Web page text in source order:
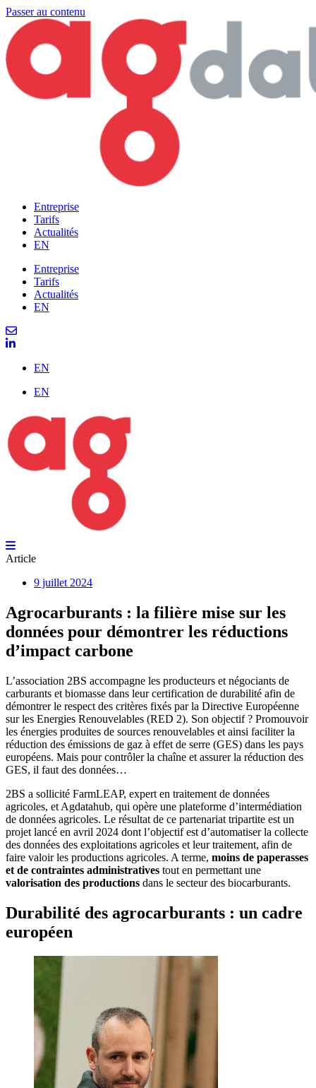
Passer au contenu
Entreprise
Tarifs
Actualités
EN
Entreprise
Tarifs
Actualités
EN
EN
EN
Article
9 juillet 2024
Agrocarburants : la filière mise sur les
données pour démontrer les réductions
d’impact carbone
L’association 2BS accompagne les producteurs et négociants de
carburants et biomasse dans leur certification de durabilité afin de
démontrer le respect des critères fixés par la Directive Européenne
sur les Energies Renouvelables (RED 2). Son objectif ? Promouvoir
les énergies produites de sources renouvelables et ainsi faciliter la
réduction des émissions de gaz à effet de serre (GES) dans les pays
européens. Mais pour contrôler la chaîne et assurer la réduction des
GES, il faut des données…
2BS a sollicité FarmLEAP, expert en traitement de données
agricoles, et Agdatahub, qui opère une plateforme d’intermédiation
de données agricoles. Le résultat de ce partenariat tripartite est un
projet lancé en avril 2024 dont l’objectif est d’automatiser la collecte
des données des exploitations agricoles et leur traitement, afin de
faire valoir les productions agricoles. A terme, moins de paperasses
et de contraintes administratives tout en permettant une
valorisation des productions dans le secteur des biocarburants.
Durabilité des agrocarburants : un cadre
européen